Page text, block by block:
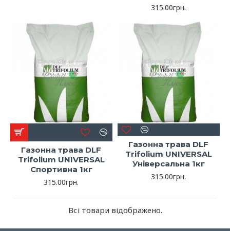
315.00грн.
Газонна трава DLF
Trifolium UNIVERSAL
Спортивна 1кг
315.00грн.
Газонна трава DLF
Trifolium UNIVERSAL
Універсальна 1кг
315.00грн.
Всі товари відображено.